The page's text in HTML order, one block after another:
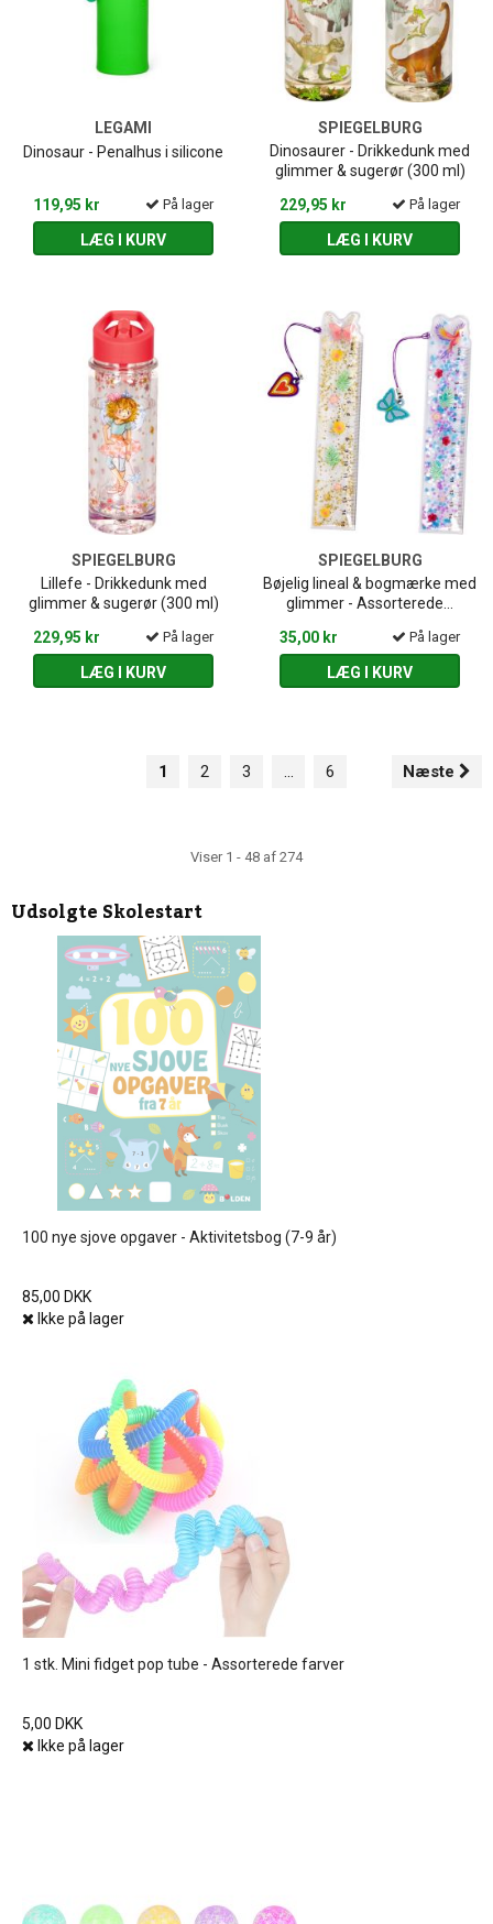
LEGAMI
Dinosaur - Penalhus i silicone
119,95 kr På lager
LÆG I KURV
SPIEGELBURG
Dinosaurer - Drikkedunk med
glimmer & sugerør (300 ml)
229,95 kr
På lager
LÆG I KURV
SPIEGELBURG
Lillefe - Drikkedunk med
glimmer & sugerør (300 ml)
229,95 kr
På lager
LÆG I KURV
SPIEGELBURG
Bøjelig lineal & bogmærke med
glimmer - Assorterede...
35,00 kr
På lager
LÆG I KURV
1 2 3 ... 6 Næste
Viser 1 - 48 af 274
UdsolgteSkolestart
100 nye sjove opgaver - Aktivitetsbog (7-9 år)
85,00 DKK
Ikke på lager
1 stk. Mini fidget pop tube - Assorterede farver
5,00 DKK
Ikke på lager